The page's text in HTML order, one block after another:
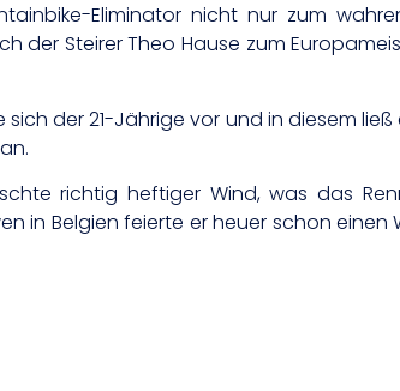
Eliminator nicht nur zum
der Steirer Theo Hause zum
sich der 21-Jährige vor und in diesem
richtig heftiger Wind, was das
in Belgien feierte er heuer schon einen